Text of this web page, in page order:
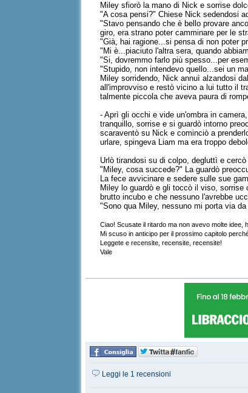
Miley sfiorò la mano di Nick e sorrise
"A cosa pensi?" Chiese Nick sedendosi
"Stavo pensando che è bello provare
giro, era strano poter camminare per le
"Già, hai ragione...si pensa di non poter
"Mi è...piaciuto l'altra sera, quando
"Si, dovremmo farlo più spesso...per
"Stupido, non intendevo quello...sei un
Miley sorridendo, Nick annuì alzandosi
all'improvviso e restò vicino a lui tutto il
talmente piccola che aveva paura di
- Aprì gli occhi e vide un'ombra in
tranquillo, sorrise e si guardò intorno
scaraventò su Nick e cominciò a
urlare, spingeva Liam ma era troppo
Urlò tirandosi su di colpo, degluttì e
"Miley, cosa succede?" La guardò
La fece avvicinare e sedere sulle sue
Miley lo guardò e gli toccò il viso,
brutto incubo e che nessuno l'avrebbe
"Sono qua Miley, nessuno mi porta via
Ciao! Scusate il ritardo ma non avevo molte idee,
Mi scuso in anticipo per il prossimo capitolo
Leggete e recensite, recensite, recensite!
Vale
Leggi le 1 recensioni